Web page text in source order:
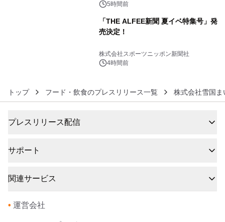
5時間前
「THE ALFEE新聞 夏イベ特集号」発
売決定！
株式会社スポーツニッポン新聞社
4時間前
トップ フード・飲食のプレスリリース一覧 株式会社雪国ま
プレスリリース配信
サポート
関連サービス
• 運営会社